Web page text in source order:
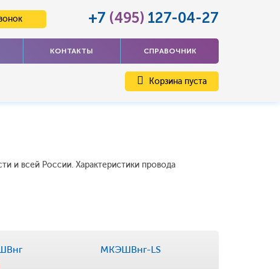
+7 (495) 127-04-27
КОНТАКТЫ СПРАВОЧНИК
Корзина пуста
и всей России. Характеристики провода
МКЭШВнг-LS